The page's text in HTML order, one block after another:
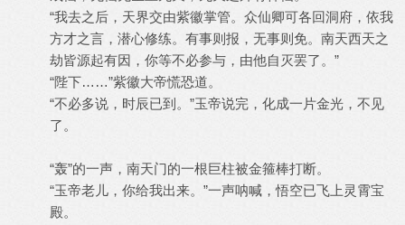
“我去之后，天界交由紫徽掌管。众仙卿可各回洞府，依我
方才之言，潜心修练。有事则报，无事则免。南天西天之
劫皆源起有因，你等不必参与，由他自灭罢了。”
“陛下……”紫徽大帝慌恐道。
“不必多说，时辰已到。”玉帝说完，化成一片金光，不见
了。
“轰”的一声，南天门的一根巨柱被金箍棒打断。
“玉帝老儿，你给我出来。”一声呐喊，悟空已飞上灵霄宝
殿。